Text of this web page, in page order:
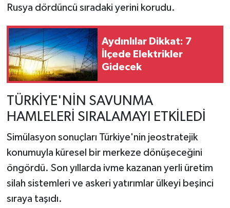
Rusya dördüncü sıradaki yerini korudu.
Aydınlılar Dikkat: 7
İlçede Elektrikler
Gidecek
TÜRKİYE'NİN SAVUNMA
HAMLELERİ SIRALAMAYI ETKİLEDİ
Simülasyon sonuçları Türkiye'nin jeostratejik
konumuyla küresel bir merkeze dönüşeceğini
öngördü. Son yıllarda ivme kazanan yerli üretim
silah sistemleri ve askeri yatırımlar ülkeyi beşinci
sıraya taşıdı.